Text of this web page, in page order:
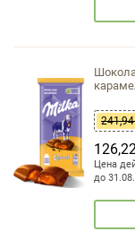
Цена
до